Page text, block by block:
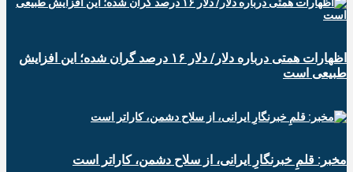
اظهارات همتی درباره دلار/ دلار ۱۶ درصد گران شده؛ این افزایش
طبیعی است
مخبر: قلمِ خبرنگارِ ایرانی، از سلاح دشمن، کاراتر است